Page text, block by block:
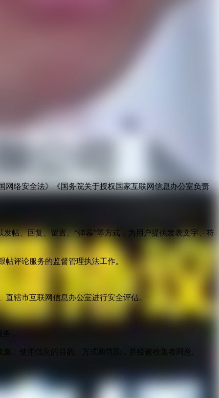
络安全法》《国务院关于授权国家互联网信息办公室负责
帖、回复、留言、“弹幕”等方式，为用户提供发表文字、符
评论服务的监督管理执法工作。
辖市互联网信息办公室进行安全评估。
。
、使用信息的目的、方式和范围，并经被收集者同意。